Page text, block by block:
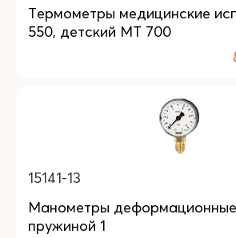
Термометры медицинские
550, детский МТ 700
15141-13
Манометры деформационные
пружиной 1